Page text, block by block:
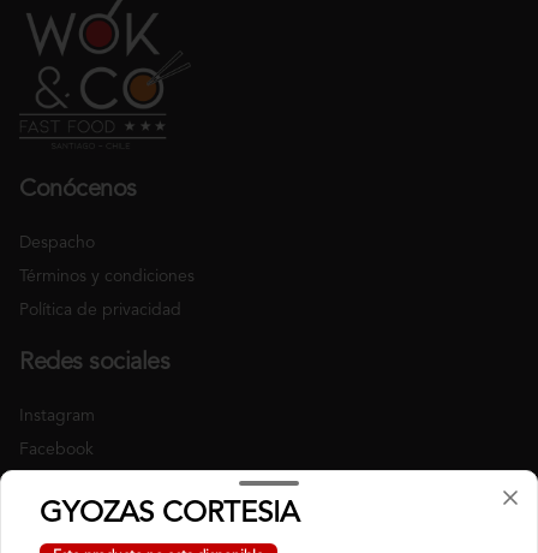
Conócenos
Despacho
Términos y condiciones
Política de privacidad
Redes sociales
Instagram
Facebook
Mi cuenta
GYOZAS CORTESIA